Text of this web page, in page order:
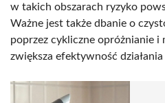
w takich obszarach ryzyko
Ważne jest także dbanie o
poprzez cykliczne opróżnianie
zwiększa efektywność działania